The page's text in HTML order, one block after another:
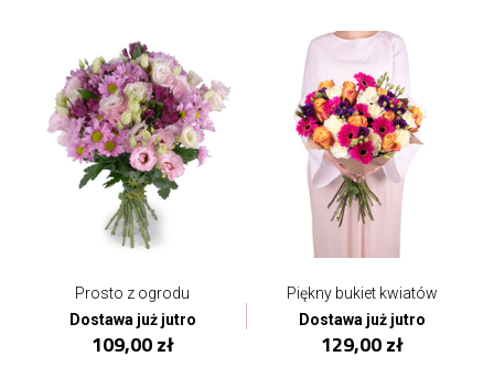
Prosto z ogrodu
Dostawa już jutro
109,00 zł
Piękny bukiet kwiatów
Dostawa już jutro
129,00 zł